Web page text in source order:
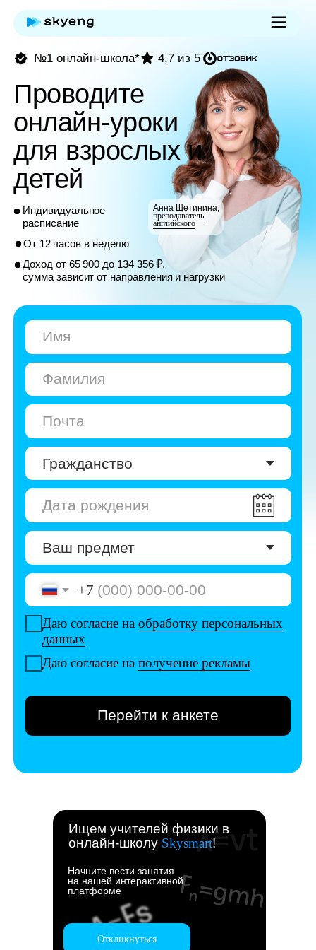
Индивидуальное
расписание
От 12 часов в неделю
Доход от 65 900 до 134 356 ₽,
сумма зависит от направления и нагрузки
4,7 из 5
Проводите
онлайн-уроки
для взрослых и
детей
Даю согласие наобработку персональных
Даю согласие наполучение рекламы
Перейти к анкете
Анна Щетинина,
преподаватель
Ищем учителей физики в
онлайн-школу Skysmart!
Начните вести занятия
на нашей интерактивной
платформе
Откликнуться